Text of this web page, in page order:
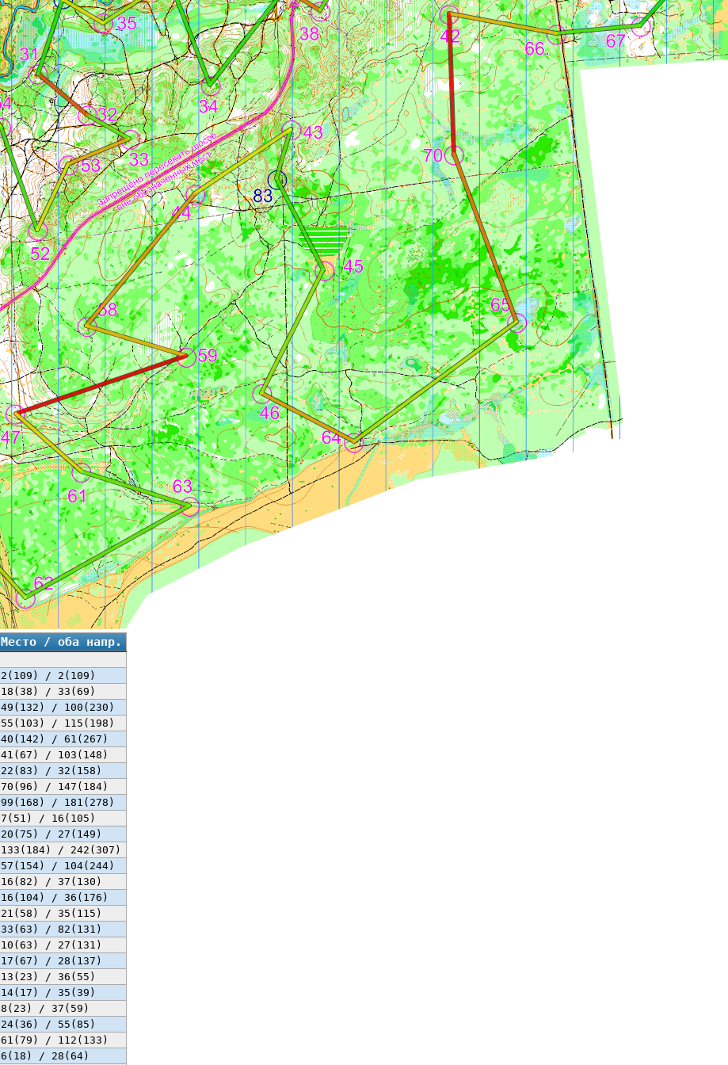
Место / оба напр.
2(109) / 2(109)
18(38) / 33(69)
49(132) / 100(230)
55(103) / 115(198)
40(142) / 61(267)
41(67) / 103(148)
22(83) / 32(158)
70(96) / 147(184)
99(168) / 181(278)
7(51) / 16(105)
20(75) / 27(149)
133(184) / 242(307)
57(154) / 104(244)
16(82) / 37(130)
16(104) / 36(176)
21(58) / 35(115)
33(63) / 82(131)
10(63) / 27(131)
17(67) / 28(137)
13(23) / 36(55)
14(17) / 35(39)
8(23) / 37(59)
24(36) / 55(85)
61(79) / 112(133)
6(18) / 28(64)